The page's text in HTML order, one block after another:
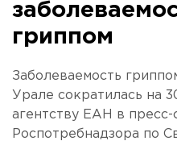
гриппом
Заболеваемость
Урале сократилась на
агентству ЕАН в
Роспотребнадзора по